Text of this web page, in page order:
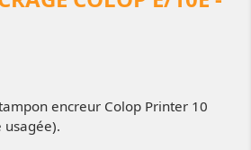
encreur Colop Printer 10
usagée).